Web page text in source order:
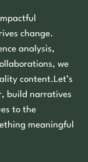
change.
analysis,
we
content.Let’s
build narratives
to the
meaningful